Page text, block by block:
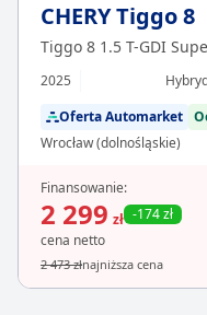
CHERY Tiggo 8
Tiggo 8 1.5 T-GDI
2025
Oferta Automarket
Wrocław (dolnośląskie)
Finansowanie:
2 299 zł -174 zł
cena netto
2 473 złnajniższa cena